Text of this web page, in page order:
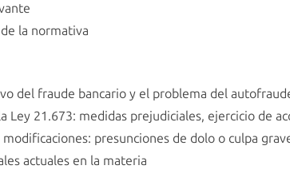
la normativa
del fraude bancario y el problema del
Ley 21.673: medidas prejudiciales, ejercicio de
presunciones de dolo o culpa
actuales en la materia